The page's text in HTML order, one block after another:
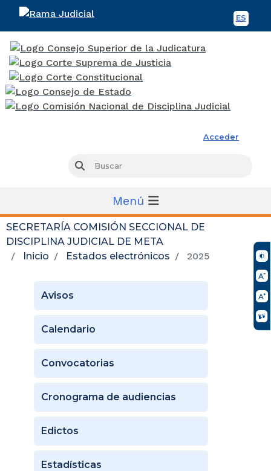
ES
Acceder
Buscar
Menú
SECRETARÍA COMISIÓN SECCIONAL DE
DISCIPLINA JUDICIAL DE META
Inicio
Estados electrónicos 2025
Avisos
Calendario
Convocatorias
Cronograma de audiencias
Edictos
Estadísticas